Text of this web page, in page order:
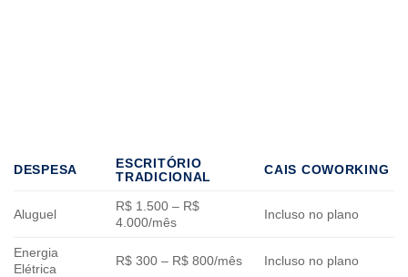
DESPESA
ESCRITÓRIO
TRADICIONAL
CAIS COWORKING
Aluguel
R$ 1.500 – R$
4.000/mês
Incluso no plano
Energia
Elétrica
R$ 300 – R$ 800/mês Incluso no plano